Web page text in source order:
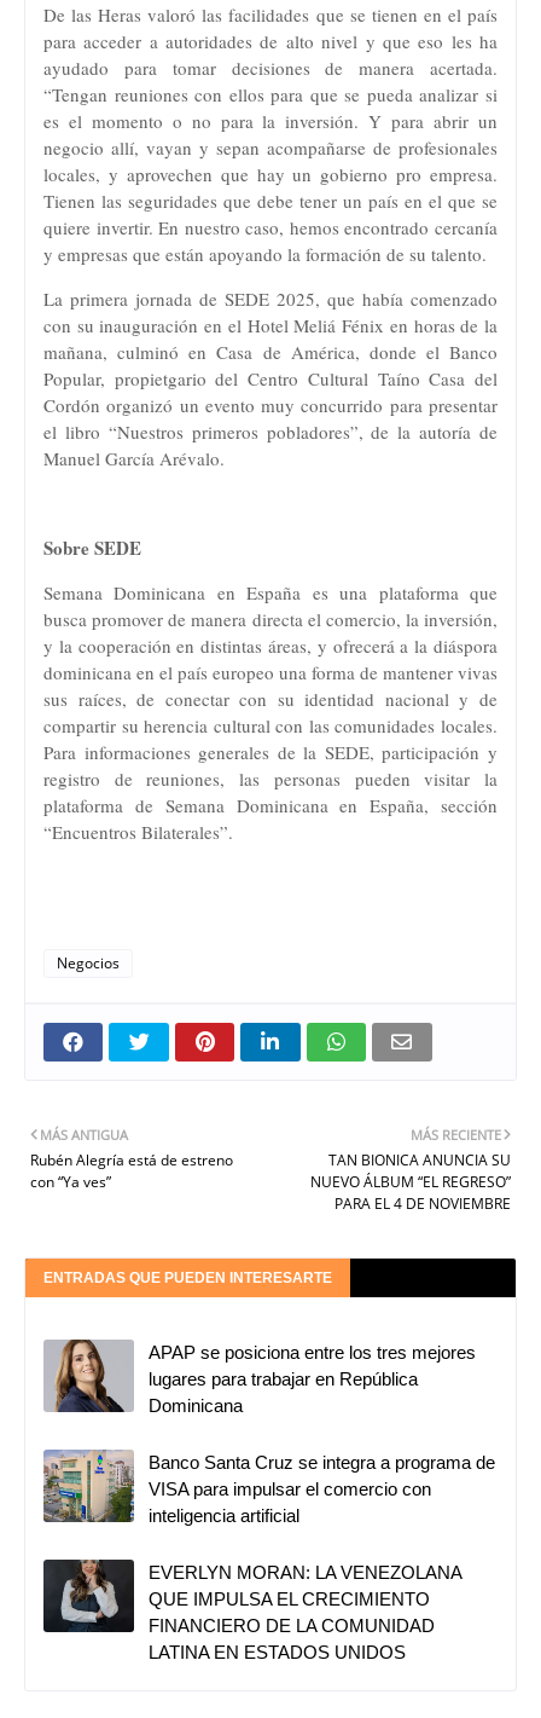
De las Heras valoró las facilidades que se tienen en el país
para acceder a autoridades de alto nivel y que eso les ha
ayudado para tomar decisiones de manera acertada.
“Tengan reuniones con ellos para que se pueda analizar si
es el momento o no para la inversión. Y para abrir un
negocio allí, vayan y sepan acompañarse de profesionales
locales, y aprovechen que hay un gobierno pro empresa.
Tienen las seguridades que debe tener un país en el que se
quiere invertir. En nuestro caso, hemos encontrado cercanía
y empresas que están apoyando la formación de su talento.
La primera jornada de SEDE 2025, que había comenzado
con su inauguración en el Hotel Meliá Fénix en horas de la
mañana, culminó en Casa de América, donde el Banco
Popular, propietgario del Centro Cultural Taíno Casa del
Cordón organizó un evento muy concurrido para presentar
el libro “Nuestros primeros pobladores”, de la autoría de
Manuel García Arévalo.
Sobre SEDE
Semana Dominicana en España es una plataforma que
busca promover de manera directa el comercio, la inversión,
y la cooperación en distintas áreas, y ofrecerá a la diáspora
dominicana en el país europeo una forma de mantener vivas
sus raíces, de conectar con su identidad nacional y de
compartir su herencia cultural con las comunidades locales.
Para informaciones generales de la SEDE, participación y
registro de reuniones, las personas pueden visitar la
plataforma de Semana Dominicana en España, sección
“Encuentros Bilaterales”.
Negocios
MÁS RECIENTE
TAN BIONICA ANUNCIA SU
NUEVO ÁLBUM “EL REGRESO”
PARA EL 4 DE NOVIEMBRE
MÁS ANTIGUA
Rubén Alegría está de estreno
con “Ya ves”
ENTRADAS QUE PUEDEN INTERESARTE
APAP se posiciona entre los tres mejores
lugares para trabajar en República
Dominicana
Banco Santa Cruz se integra a programa de
VISA para impulsar el comercio con
inteligencia artificial
EVERLYN MORAN: LA VENEZOLANA
QUE IMPULSA EL CRECIMIENTO
FINANCIERO DE LA COMUNIDAD
LATINA EN ESTADOS UNIDOS